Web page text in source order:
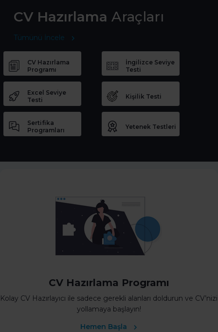
CV Hazırlama Araçları
Tümünü İncele
CV Hazırlama
Programı
İngilizce Seviye
Testi
Excel Seviye
Testi
Kişilik Testi
Sertifika
Programları
Yetenek Testleri
CV Hazırlama Programı
Kolay CV Hazırlayıcı ile sadece gerekli alanları doldurun ve CV’nizi
yollamaya başlayın!
Hemen Başla